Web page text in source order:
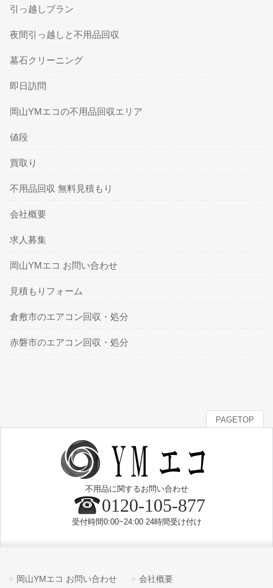
引っ越しプラン
夜間引っ越しと不用品回収
墓石クリーニング
即日訪問
岡山YMエコの不用品回収エリア
値段
買取り
不用品回収 無料見積もり
会社概要
求人募集
岡山YMエコ お問い合わせ
見積もりフォーム
倉敷市のエアコン回収・処分
赤磐市のエアコン回収・処分
PAGETOP
不用品に関するお問い合わせ
0120-105-877
受付時間0:00~24:00 24時間受け付け
岡山YMエコ お問い合わせ 会社概要